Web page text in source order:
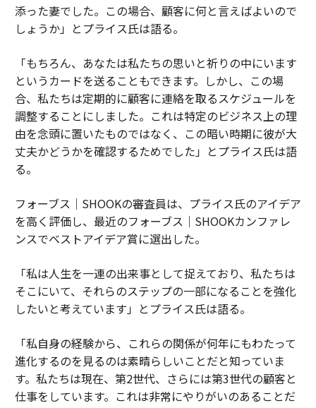
添った妻でした。この場合、顧客に何と言えばよいので
しょうか」とプライス氏は語る。
「もちろん、あなたは私たちの思いと祈りの中にいます
というカードを送ることもできます。しかし、この場
合、私たちは定期的に顧客に連絡を取るスケジュールを
調整することにしました。これは特定のビジネス上の理
由を念頭に置いたものではなく、この暗い時期に彼が大
丈夫かどうかを確認するためでした」とプライス氏は語
る。
フォーブス｜SHOOKの審査員は、プライス氏のアイデア
を高く評価し、最近のフォーブス｜SHOOKカンファレ
ンスでベストアイデア賞に選出した。
「私は人生を一連の出来事として捉えており、私たちは
そこにいて、それらのステップの一部になることを強化
したいと考えています」とプライス氏は語る。
「私自身の経験から、これらの関係が何年にもわたって
進化するのを見るのは素晴らしいことだと知っていま
す。私たちは現在、第2世代、さらには第3世代の顧客と
仕事をしています。これは非常にやりがいのあることだ